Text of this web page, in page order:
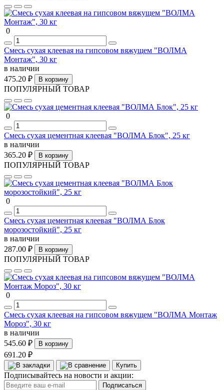
0
Смесь сухая клеевая на гипсовом вяжущем "ВОЛМА
Монтаж", 30 кг
в наличии
475.20 ₽
В корзину
ПОПУЛЯРНЫЙ ТОВАР
0
Смесь сухая цементная клеевая "ВОЛМА Блок", 25 кг
в наличии
365.20 ₽
В корзину
ПОПУЛЯРНЫЙ ТОВАР
0
Смесь сухая цементная клеевая "ВОЛМА Блок
морозостойкий", 25 кг
в наличии
287.00 ₽
В корзину
ПОПУЛЯРНЫЙ ТОВАР
0
Смесь сухая клеевая на гипсовом вяжущем "ВОЛМА Монтаж
Мороз", 30 кг
в наличии
545.60 ₽
В корзину
691.20 ₽
Купить
Подписывайтесь на новости и акции:
Подписаться